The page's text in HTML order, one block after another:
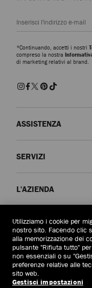
Dalle eleganti mini borse
perfetto per completare il
moderni. Le eleganti
decorazioni di perle all-
finiture lucide e
*Continuando, accetti i nostri
compreso la nostra
di marketing relativi al brand.
ASSISTENZA
Consegna
Resi e cambi
Annulla ordine
SERVIZI
Garanzia
L'AZIENDA
La Nostra Storia
JC World
Il Nostro Impatto
Responsabilità
AREA LEGALE
Informativa sulla privacy
Termini e condizioni
Diritto all'oblio
Italia(€)
Utilizziamo i cookie per
nostro sito. Facendo clic
alla memorizzazione dei
pulsante "Rifiuta tutto"
non essenziali o su
preferenze relative alle
sito web.
Gestisci impostazioni